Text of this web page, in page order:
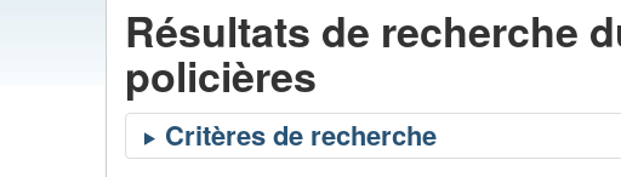
Résultats de recherche
policières